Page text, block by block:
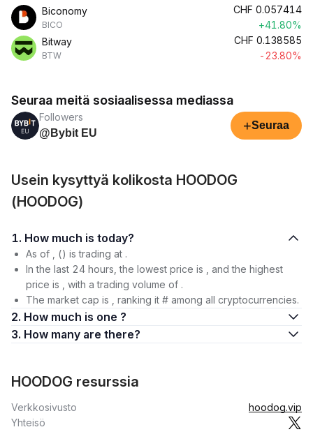
Biconomy
BICO
CHF 0.057414
+41.80%
Bitway
BTW
CHF 0.138585
-23.80%
Seuraa meitä sosiaalisessa mediassa
Followers
@Bybit EU
+Seuraa
Usein kysyttyä kolikosta HOODOG
(HOODOG)
1. How much is today?
As of , () is trading at .
In the last 24 hours, the lowest price is , and the highest
price is , with a trading volume of .
The market cap is , ranking it # among all cryptocurrencies.
2. How much is one ?
3. How many are there?
HOODOG resurssia
Verkkosivusto
hoodog.vip
Yhteisö